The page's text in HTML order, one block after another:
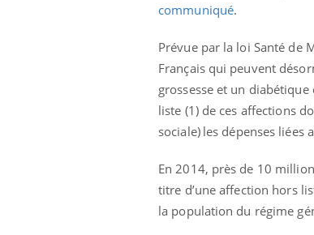
communiqué.
Prévue par la loi Santé de
Français qui peuvent
grossesse et un
liste (1) de ces affections
sociale) les dépenses liées
En 2014, près de 10
titre d’une affection hors
la population du régime
Mordue par un
barracuda, une
réflexe essentiel
Légionellose en
quelle est l’origine
contamination ?